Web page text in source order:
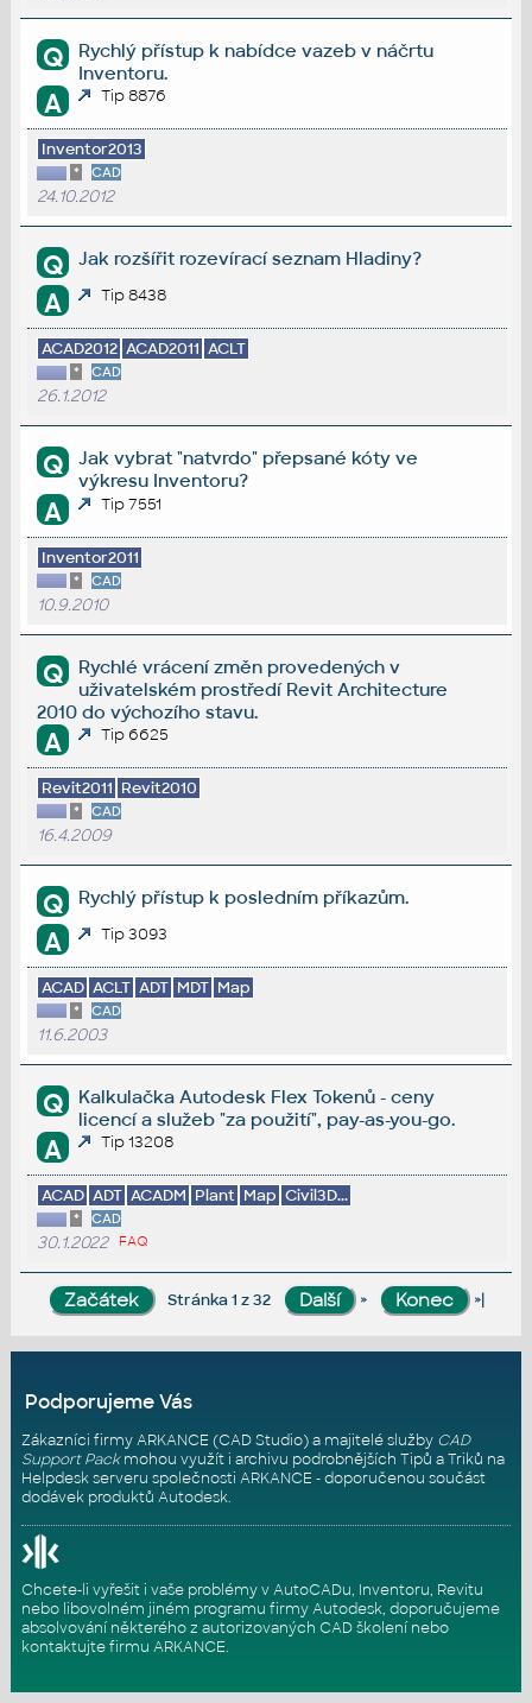
Q
Rychlý přístup k nabídce vazeb v náčrtu
Inventoru.
A Tip 8876
Inventor2013
* CAD
24.10.2012
Q Jak rozšířit rozevírací seznam Hladiny?
A Tip 8438
ACAD2012 ACAD2011 ACLT
* CAD
26.1.2012
Q
Jak vybrat "natvrdo" přepsané kóty ve
výkresu Inventoru?
A Tip 7551
Inventor2011
* CAD
10.9.2010
Q
Rychlé vrácení změn provedených v
uživatelském prostředí Revit Architecture
2010 do výchozího stavu.
A Tip 6625
Revit2011 Revit2010
* CAD
16.4.2009
Q Rychlý přístup k posledním příkazům.
A Tip 3093
ACAD ACLT ADT MDT Map
* CAD
11.6.2003
Q
Kalkulačka Autodesk Flex Tokenů - ceny
licencí a služeb "za použití", pay-as-you-go.
A Tip 13208
ACAD ADT ACADM Plant Map Civil3D...
* CAD
30.1.2022 FAQ
Stránka 1 z 32 » »|
Podporujeme Vás
Zákazníci firmy ARKANCE (CAD Studio) a majitelé služby CAD
Support Packmohou využít i archivu podrobnějších Tipů a Triků na
Helpdesk serveru společnosti ARKANCE - doporučenou součást
dodávek produktů Autodesk.
Chcete-li vyřešit i vaše problémy v AutoCADu, Inventoru, Revitu
nebo libovolném jiném programu firmy Autodesk, doporučujeme
absolvování některého z autorizovaných CAD školenínebo
kontaktujte firmu ARKANCE.